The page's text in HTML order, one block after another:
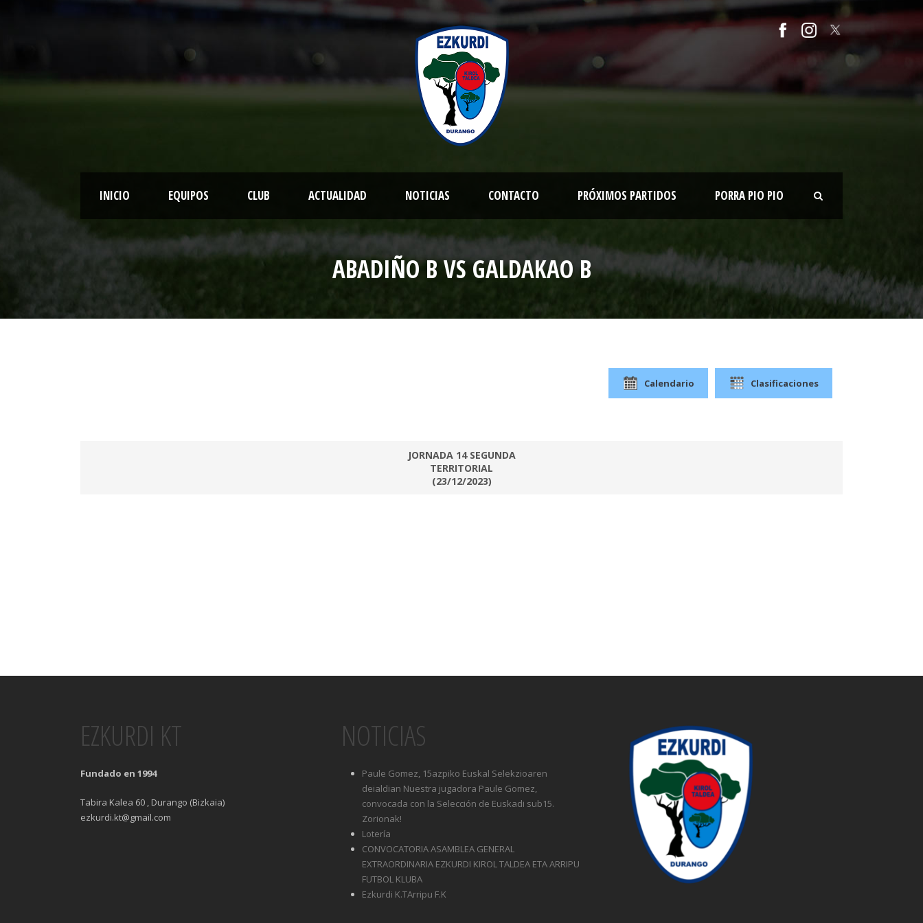
INICIO EQUIPOS CLUB ACTUALIDAD NOTICIAS CONTACTO PRÓXIMOS PARTIDOS PORRA PIO PIO
ABADIÑO B VS GALDAKAO B
Calendario Clasificaciones
JORNADA 14 SEGUNDA
TERRITORIAL
(23/12/2023)
EZKURDI KT
Fundado en 1994
Tabira Kalea 60 , Durango (Bizkaia)
ezkurdi.kt@gmail.com
NOTICIAS
Paule Gomez, 15azpiko Euskal Selekzioaren
deialdian Nuestra jugadora Paule Gomez,
convocada con la Selección de Euskadi sub15.
Zorionak!
Lotería
CONVOCATORIA ASAMBLEA GENERAL
EXTRAORDINARIA EZKURDI KIROL TALDEA ETA ARRIPU
FUTBOL KLUBA
Ezkurdi K.TArripu F.K